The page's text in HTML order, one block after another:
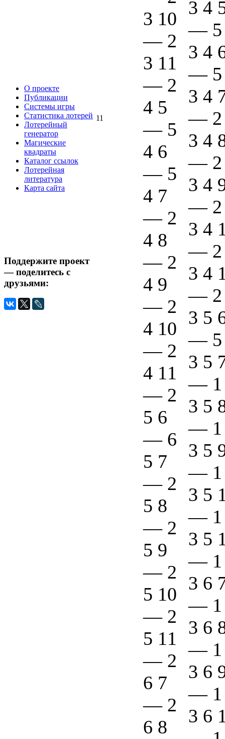
О проекте
Публикации
Системы игры
Статистика лотерей
Лотерейный
генератор
Магические
квадраты
Каталог ссылок
Лотерейная
литература
Карта сайта
Поддержите проект
— поделитесь с
друзьями:
11
3 10
— 2
3 11
— 2
4 5
— 5
4 6
— 5
4 7
— 2
4 8
— 2
4 9
— 2
4 10
— 2
4 11
— 2
5 6
— 6
5 7
— 2
5 8
— 2
5 9
— 2
5 10
— 2
5 11
— 2
6 7
— 2
6 8
3 4
— 5
3 4
— 5
3 4
— 2
3 4
— 2
3 4
— 2
3 4
— 2
3 4
— 2
3 5
— 5
3 5
— 1
3 5
— 1
3 5
— 1
3 5
— 1
3 5
— 1
3 6
— 1
3 6
— 1
3 6
— 1
3 6